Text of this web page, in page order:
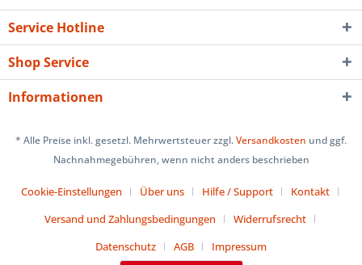
Service Hotline
Shop Service
Informationen
* Alle Preise inkl. gesetzl. Mehrwertsteuer zzgl.Versandkosten und ggf.
Nachnahmegebühren, wenn nicht anders beschrieben
Cookie-Einstellungen Über uns Hilfe / Support
Kontakt
Versand und Zahlungsbedingungen
Widerrufsrecht
Datenschutz
AGB Impressum